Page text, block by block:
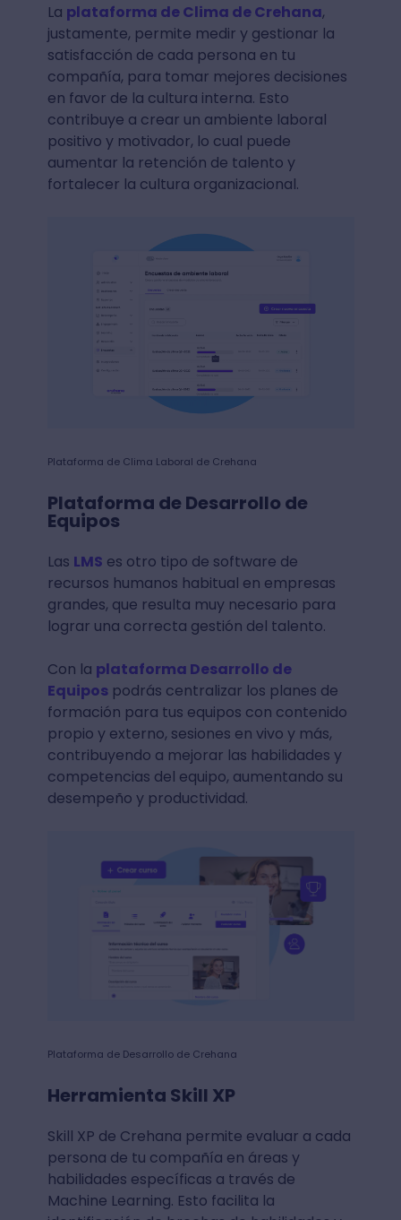
La plataforma de Clima de Crehana,
justamente, permite medir y gestionar la
satisfacción de cada persona en tu
compañía, para tomar mejores decisiones
en favor de la cultura interna. Esto
contribuye a crear un ambiente laboral
positivo y motivador, lo cual puede
aumentar la retención de talento y
fortalecer la cultura organizacional.
Plataforma de Clima Laboral de Crehana
Plataforma de Desarrollo de
Equipos
Las LMS es otro tipo de software de
recursos humanos habitual en empresas
grandes, que resulta muy necesario para
lograr una correcta gestión del talento.
Con la plataforma Desarrollo de
Equipospodrás centralizar los planes de
formación para tus equipos con contenido
propio y externo, sesiones en vivo y más,
contribuyendo a mejorar las habilidades y
competencias del equipo, aumentando su
desempeño y productividad.
Plataforma de Desarrollo de Crehana
Herramienta Skill XP
Skill XP de Crehana permite evaluar a cada
persona de tu compañía en áreas y
habilidades específicas a través de
Machine Learning. Esto facilita la